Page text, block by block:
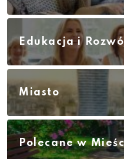
Edukacja i
Miasto
Polecane w